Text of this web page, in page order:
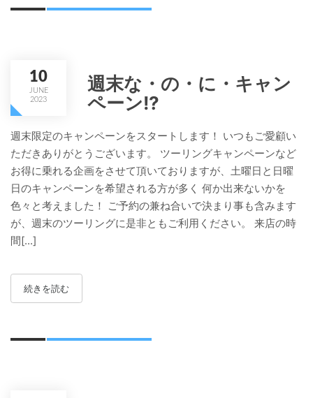
10
JUNE
2023
週末な・の・に・キャン
ペーン!?
週末限定のキャンペーンをスタートします！ いつもご愛顧い
ただきありがとうございます。 ツーリングキャンペーンなど
お得に乗れる企画をさせて頂いておりますが、土曜日と日曜
日のキャンペーンを希望される方が多く 何か出来ないかを
色々と考えました！ ご予約の兼ね合いで決まり事も含みます
が、週末のツーリングに是非ともご利用ください。 来店の時
間[...]
続きを読む